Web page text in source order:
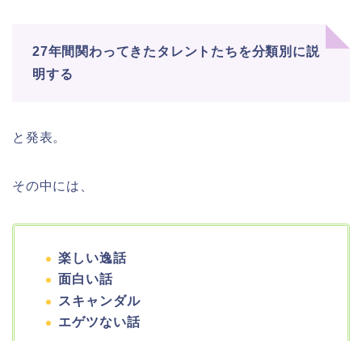
27年間関わってきたタレントたちを分類別に説
明する
と発表。
その中には、
楽しい逸話
面白い話
スキャンダル
エゲツない話